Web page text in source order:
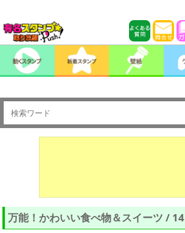
万能！かわいい食べ物＆スイーツ / 14